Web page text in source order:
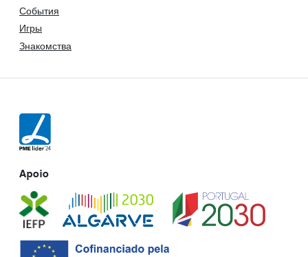
События
Игры
Знакомства
Apoio